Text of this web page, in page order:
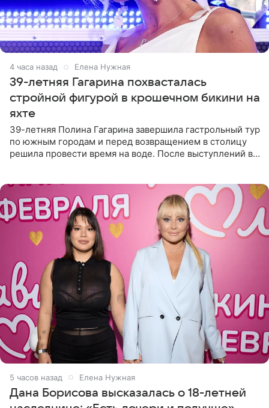
5 часов назад Елена Нужная
39-летняя Гагарина похвасталась
стройной фигурой в крошечном бикини на
яхте
39-летняя Полина Гагарина завершила гастрольный тур
по южным городам и перед возвращением в столицу
решила провести время на воде. После выступлений в
5 часов назад Елена Нужная
Дана Борисова высказалась о 18-летней